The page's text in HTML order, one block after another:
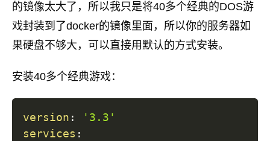
的镜像太大了，所以我只是将40多个经典的DOS游
戏封装到了docker的镜像里面，所以你的服务器如
果硬盘不够大，可以直接用默认的方式安装。
安装40多个经典游戏：
version :
'3.3'
services :